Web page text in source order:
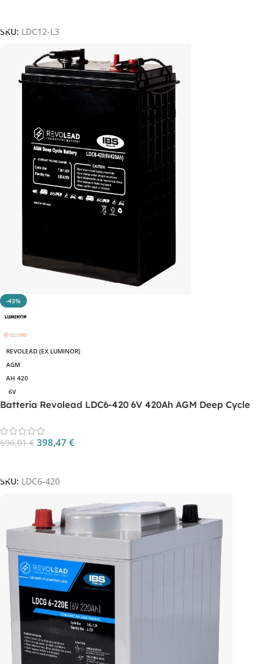
SKU: LDC12-L3
-43%
REVOLEAD (EX LUMINOR)
AGM
AH 420
6V
Batteria Revolead LDC6-420 6V 420Ah AGM Deep Cycle
696,01€ 398,47 €
SKU: LDC6-420